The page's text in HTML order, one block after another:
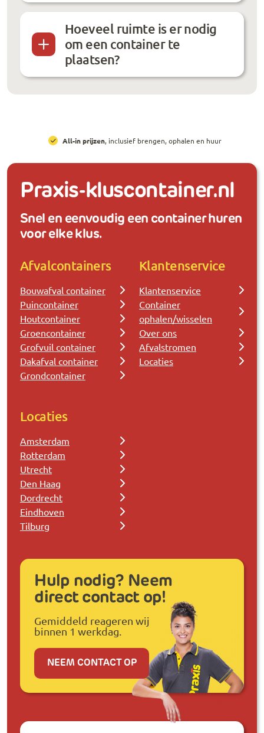
Hoeveel ruimte is er nodig
om een container te
plaatsen?
All-in prijzen, inclusief brengen, ophalen en huur
Praxis-kluscontainer.nl
Snel en eenvoudig een container huren
voor elke klus.
Afvalcontainers
Bouwafval container
Puincontainer
Houtcontainer
Groencontainer
Grofvuil container
Dakafval container
Grondcontainer
Klantenservice
Klantenservice
Container
ophalen/wisselen
Over ons
Afvalstromen
Locaties
Locaties
Amsterdam
Rotterdam
Utrecht
Den Haag
Dordrecht
Eindhoven
Tilburg
Hulp nodig? Neem
direct contact op!
Gemiddeld reageren wij
binnen 1 werkdag.
NEEM CONTACT OP